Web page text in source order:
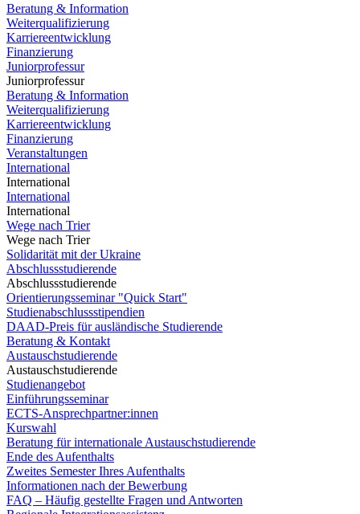
Beratung & Information
Weiterqualifizierung
Karriereentwicklung
Finanzierung
Juniorprofessur
Juniorprofessur
Beratung & Information
Weiterqualifizierung
Karriereentwicklung
Finanzierung
Veranstaltungen
International
International
International
International
Wege nach Trier
Wege nach Trier
Solidarität mit der Ukraine
Abschlussstudierende
Abschlussstudierende
Orientierungsseminar "Quick Start"
Studienabschlussstipendien
DAAD-Preis für ausländische Studierende
Beratung & Kontakt
Austauschstudierende
Austauschstudierende
Studienangebot
Einführungsseminar
ECTS-Ansprechpartner:innen
Kurswahl
Beratung für internationale Austauschstudierende
Ende des Aufenthalts
Zweites Semester Ihres Aufenthalts
Informationen nach der Bewerbung
FAQ – Häufig gestellte Fragen und Antworten